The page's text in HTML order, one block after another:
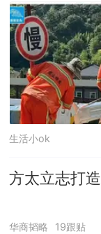
生活小ok
方太立志打
华商韬略 19跟贴